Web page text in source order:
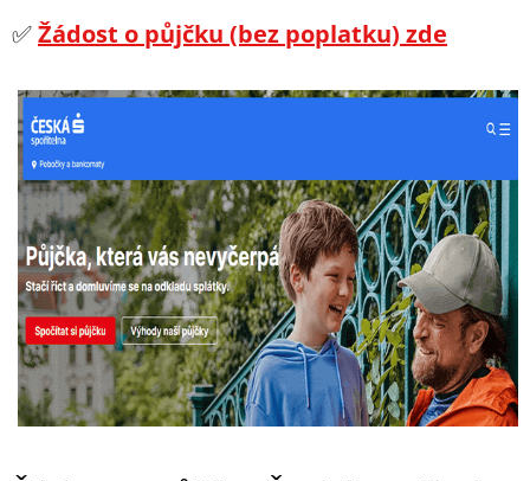
✅Žádost o půjčku (bez poplatku) zde